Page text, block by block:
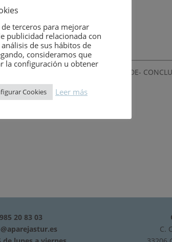
1983
HORREOS Y PANERAS DE ALLANDE-
20 83 03
C.
terceros para mejorar
publicidad relacionada con
de sus hábitos de
consideramos que
la configuración u obtener
Cookies Leer más